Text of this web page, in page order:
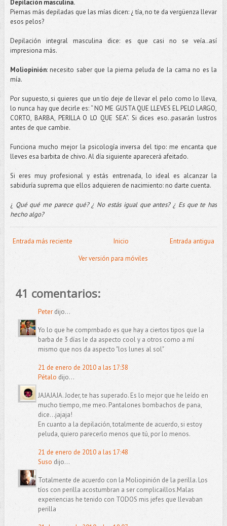
Depilación masculina.
Piernas más depiladas que las mías dicen: ¿ tía, no te da vergüenza llevar
esos pelos?
Depilación integral masculina dice: es que casi no se veía..así
impresiona más.
Moliopinión: necesito saber que la pierna peluda de la cama no es la
mía.
Por supuesto, si quieres que untío deje de llevar el pelo como lo lleva,
lo nunca hay que decirle es: “ NO ME GUSTA QUE LLEVES EL PELO LARGO,
CORTO, BARBA, PERILLA O LO QUE SEA”. Si dices eso..pasarán lustros
antes de que cambie.
Funciona mucho mejor la psicología inversa del tipo: me encanta que
lleves esa barbita de chivo. Al día siguiente aparecerá afeitado.
Si eres muy profesional y estás entrenada, lo ideal es alcanzar la
sabiduría suprema que ellos adquieren de nacimiento: no darte cuenta.
¿ Qué qué me parece qué? ¿ No estás igual que antes? ¿ Es que te has
hecho algo?
Entrada más reciente Entrada antigua
Inicio
Ver versión para móviles
41 comentarios:
Peterdijo...
Yo lo que he comprnbado es que hay a ciertos tipos que la
barba de 3 días le da aspecto cool y a otros como a mí
mismo que nos da aspecto "los lunes al sol"
21 de enero de 2010 a las 17:38
Pétalo dijo...
JAJAJAJA. Joder, te has superado. Es lo mejor que he leído en
mucho tiempo, me meo. Pantalones bombachos de pana,
dice...jajaja!
En cuanto a la depilación, totalmente de acuerdo, si estoy
peluda, quiero parecerlo menos que tú, por lo menos.
21 de enero de 2010 a las 17:48
Suso dijo...
Totalmente de acuerdo con la Moliopinión de la perilla. Los
tíos con perilla acostumbran a ser complicaillos.Malas
experiencias he tenido con TODOS mis jefes que llevaban
perilla